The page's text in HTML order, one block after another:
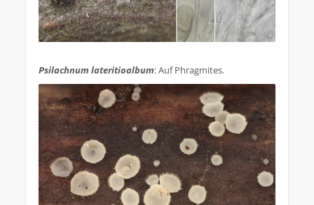
Psilachnum lateritioalbum: Auf Phragmites.